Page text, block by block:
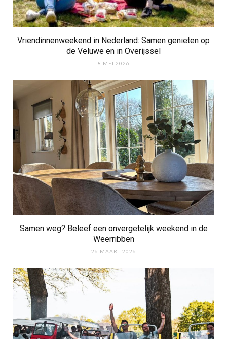
Vriendinnenweekend in Nederland: Samen genieten op
de Veluwe en in Overijssel
8 MEI 2026
Samen weg? Beleef een onvergetelijk weekend in de
Weerribben
26 MAART 2026